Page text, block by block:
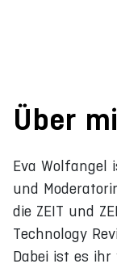
Über
Eva Wolfangel
und
die ZEIT und
Technology
Dabei ist es